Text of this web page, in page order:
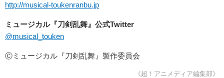
http://musical-toukenranbu.jp
ミュージカル『刀剣乱舞』公式Twitter
@musical_touken
Ⓒミュージカル『刀剣乱舞』製作委員会
《超！アニメディア編集部》